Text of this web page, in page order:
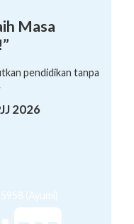
Masa
pendidikan tanpa
2026
(Ayumi)